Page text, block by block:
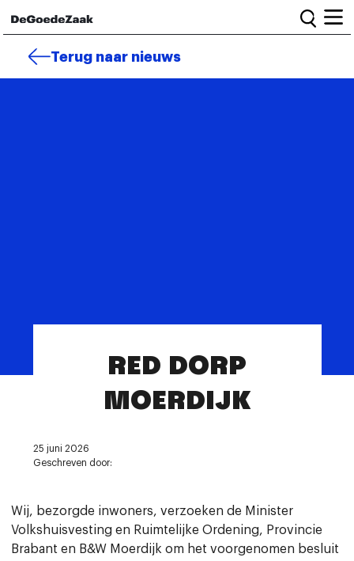
Informatie en bestuur
Veelgestelde vragen
Terug naar nieuws
RED DORP
MOERDIJK
25 juni 2026
Geschreven door:
Wij, bezorgde inwoners, verzoeken de Minister
Volkshuisvesting en Ruimtelijke Ordening, Provincie
Brabant en B&W Moerdijk om het voorgenomen besluit